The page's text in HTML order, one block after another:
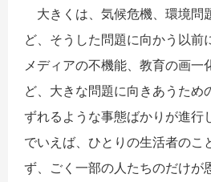
大きくは、気候危機、環境問
ど、そうした問題に向かう以前
メディアの不機能、教育の画一
ど、大きな問題に向きあうため
ずれるような事態ばかりが進行
でいえば、ひとりの生活者のこ
ず、ごく一部の人たちのだけが